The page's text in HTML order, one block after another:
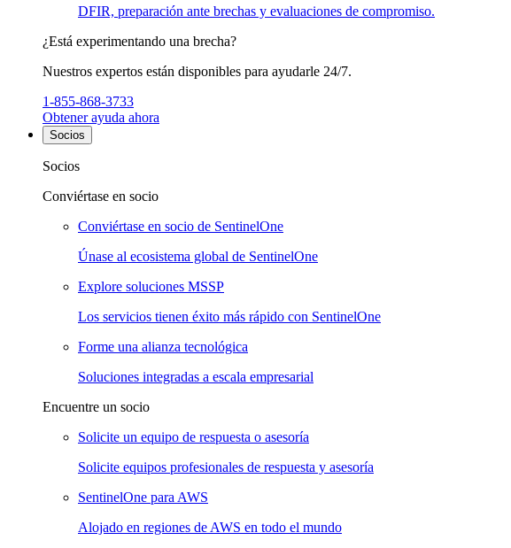
DFIR, preparación ante brechas y evaluaciones de compromiso.
¿Está experimentando una brecha?
Nuestros expertos están disponibles para ayudarle 24/7.
1-855-868-3733
Obtener ayuda ahora
Socios
Socios
Conviértase en socio
Conviértase en socio de SentinelOne
Únase al ecosistema global de SentinelOne
Explore soluciones MSSP
Los servicios tienen éxito más rápido con SentinelOne
Forme una alianza tecnológica
Soluciones integradas a escala empresarial
Encuentre un socio
Solicite un equipo de respuesta o asesoría
Solicite equipos profesionales de respuesta y asesoría
SentinelOne para AWS
Alojado en regiones de AWS en todo el mundo